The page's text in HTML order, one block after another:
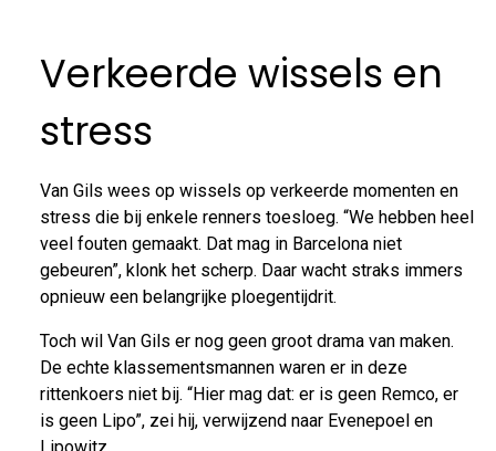
Verkeerde wissels en
stress
Van Gils wees op wissels op verkeerde momenten en
stress die bij enkele renners toesloeg. “We hebben heel
veel fouten gemaakt. Dat mag in Barcelona niet
gebeuren”, klonk het scherp. Daar wacht straks immers
opnieuw een belangrijke ploegentijdrit.
Toch wil Van Gils er nog geen groot drama van maken.
De echte klassementsmannen waren er in deze
rittenkoers niet bij. “Hier mag dat: er is geen Remco, er
is geen Lipo”, zei hij, verwijzend naar Evenepoel en